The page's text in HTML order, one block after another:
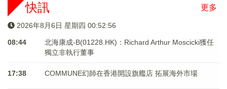
更多
快訊
2026年8月6日 星期四 00:52:57
08:44
北海康成-B(01228.HK)：Richard Arthur Moscicki獲任
獨立非執行董事
17:38 COMMUNE幻師在香港開設旗艦店 拓展海外市場